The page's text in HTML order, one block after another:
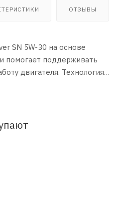
ОТЗЫВЫ
SN 5W-30 на основе
помогает поддерживать
двигателя. Технология
температурах